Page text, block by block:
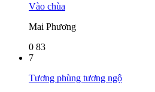
Vào chùa
Mai Phương
0 83
7
Tương phùng tương ngộ